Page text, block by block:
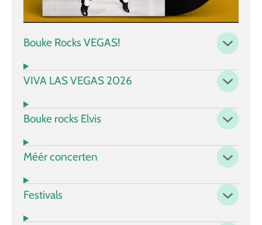
Bouke Rocks VEGAS!
VIVA LAS VEGAS 2026
Bouke rocks Elvis
Méér concerten
Festivals